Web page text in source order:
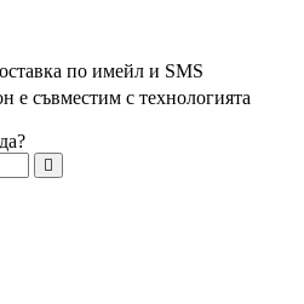
по имейл и SMS
е съвместим с технологията